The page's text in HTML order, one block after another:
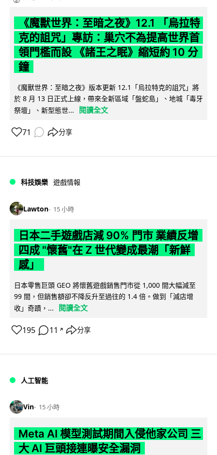
《魔獸世界：至暗之夜》12.1 「烏拉特
克的詛咒」專訪：巢穴不為提高世界首
領門檻而設 《諸王之眠》縮短約 10 分
鐘
《魔獸世界：至暗之夜》版本更新 12.1「烏拉特克的詛咒」將
於 8 月 13 日正式上線，帶來全新區域「盤蛇島」、地城「毒牙
祭壇」、新型態世...
閱讀全文
71 分享
科技娛樂 遊戲情報
Lawton 15 小時
日本二手遊戲店減 90% 門市 業績反增
四成 "懷舊"在 Z 世代變成最潮「新鮮
感」
日本零售巨頭 GEO 將懷舊遊戲銷售門市從 1,000 間大幅減至
99 間，但銷售額卻不降反升至過往的 1.4 倍。做到「減店增
收」奇蹟，...
閱讀全文
195 11 ↗ 分享
人工智能
Vin 15 小時
Meta AI 模型測試期間入侵他家公司 三
大 AI 巨頭接連曝安全漏洞